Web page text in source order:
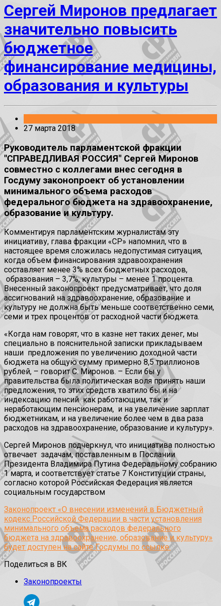
Сергей Миронов предлагает
значительно повысить
бюджетное
финансирование медицины,
образования и культуры
27 марта 2018
Руководитель парламентской фракции
"СПРАВЕДЛИВАЯ РОССИЯ" Сергей Миронов
совместно с коллегами внес сегодня в
Госдуму законопроект об установлении
минимального объема расходов
федерального бюджета на здравоохранение,
образование и культуру.
Комментируя парламентским журналистам эту
инициативу, глава фракции «СР» напомнил, что в
настоящее время сложилась недопустимая ситуация,
когда объем финансирования здравоохранения
составляет менее 3% всех бюджетных расходов,
образования – 3,7%, культуры – менее 1 процента.
Внесенный законопроект предусматривает, что доля
ассигнований на здравоохранение, образование и
культуру не должна быть меньше соответственно семи,
семи и трех процентов от расходной части бюджета.
«Когда нам говорят, что в казне нет таких денег, мы
специально в пояснительной записки прикладываем
наши предложения по увеличению доходной части
бюджета на общую сумму примерно 8,5 триллионов
рублей, – говорит С. Миронов. – Если бы у
правительства была политическая воля принять наши
предложения, то этих средств хватило бы и на
индексацию пенсий как работающим, так и
неработающим пенсионерам, и на увеличение зарплат
бюджетникам, и на увеличение более чем в два раза
расходов на здравоохранение, образование и культуру».
Сергей Миронов подчеркнул, что инициатива полностью
отвечает задачам, поставленным в Послании
Президента Владимира Путина Федеральному собранию
1 марта, и соответствует статье 7 Конституции страны,
согласно которой Российская Федерация является
социальным государством
Законопроект «О внесении изменений в Бюджетный
кодекс Российской Федерации в части установления
минимального объема расходов федерального
бюджета на здравоохранение, образование и культуру»
будет доступен на сайте Госдумы по ссылке.
Поделиться в ВК
Законопроекты